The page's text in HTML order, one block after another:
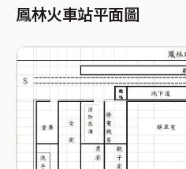
鳳林火車站平面圖